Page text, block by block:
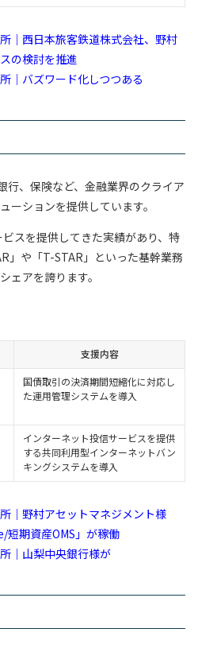
｜西日本旅客鉄道株式会社、野村
の検討を推進
｜バズワード化しつつある
行、保険など、金融業界のクライア
ーションを提供しています。
スを提供してきた実績があり、特
」や「T-STAR」といった基幹業務
ェアを誇ります。
支援内容
国債取引の決済期間短縮化に対応し
た運用管理システムを導入
インターネット投信サービスを提供
する共同利用型インターネットバン
キングシステムを導入
｜野村アセットマネジメント様
期資産OMS」が稼働
｜山梨中央銀行様が